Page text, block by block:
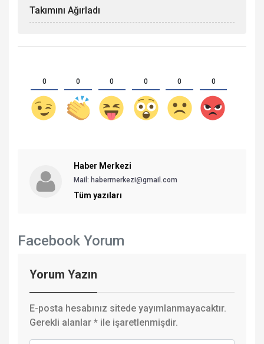
Takımını Ağırladı
0 0 0 0 0 0
Haber Merkezi
Mail: habermerkezi@gmail.com
Tüm yazıları
Facebook Yorum
Yorum Yazın
E-posta hesabınız sitede yayımlanmayacaktır.
Gerekli alanlar * ile işaretlenmişdir.